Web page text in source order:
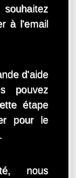
à l'email
d'aide
pouvez
étape
pour le
nous